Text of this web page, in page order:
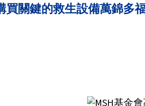
關鍵的救生設備萬錦多